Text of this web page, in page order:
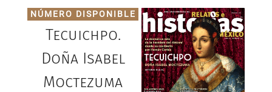
NÚMERO DISPONIBLE
Tecuichpo.
Doña Isabel
Moctezuma